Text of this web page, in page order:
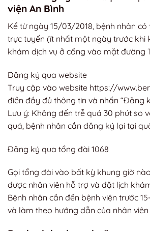
viện An Bình
Kể từ ngày 15/03/2018, bệnh nhân
trực tuyến (ít nhất một ngày trước khi
khám dịch vụ ở cổng vào mặt đường
Đăng ký qua website
Truy cập vào website https://
điền đầy đủ thông tin và nhấn “Đăng
Lưu ý: Không đến trễ quá 30 phút so
quá, bệnh nhân cần đăng ký lại tại
Đăng ký qua tổng đài 1068
Gọi tổng đài vào bất kỳ khung giờ
được nhân viên hỗ trợ và đặt lịch
Bệnh nhân cần đến bệnh viện trước
và làm theo hướng dẫn của nhân viên